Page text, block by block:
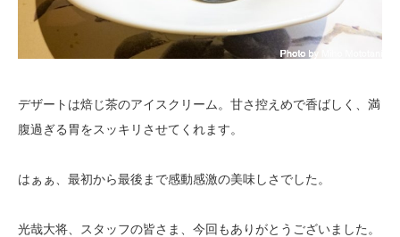
デザートは焙じ茶のアイスクリーム。甘さ控えめで香ばしく、満
腹過ぎる胃をスッキリさせてくれます。
はぁぁ、最初から最後まで感動感激の美味しさでした。
光哉大将、スタッフの皆さま、今回もありがとうございました。